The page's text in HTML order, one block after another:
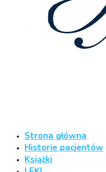
Strona główna
Historie pacjentów
Książki